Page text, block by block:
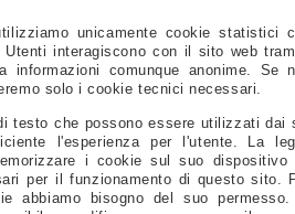
REA TS-0114586 Capitale sociale: